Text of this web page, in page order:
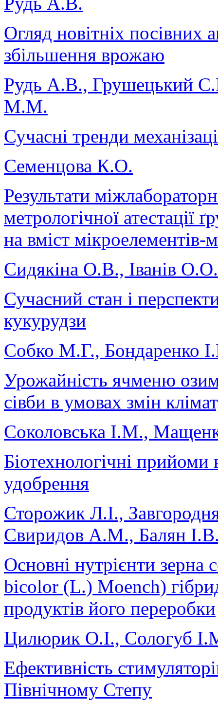
Огляд новітніх посівних
збільшення врожаю
Рудь А.В., Грушецький
М.М.
Сучасні тренди
Семенцова К.О.
Результати
метрологічної атестації
на вміст мікроелементів-
Сидякіна О.В., Іванів О.О.
Сучасний стан і
кукурудзи
Собко М.Г., Бондаренко
Урожайність ячменю
сівби в умовах змін
Соколовська І.М.,
Біотехнологічні
удобрення
Сторожик Л.І.,
Свиридов А.М., Балян
Основні нутрієнти зерна
bicolor (L.) Moench)
продуктів його переробки
Цилюрик О.І., Сологуб
Ефективність
Північному Степу